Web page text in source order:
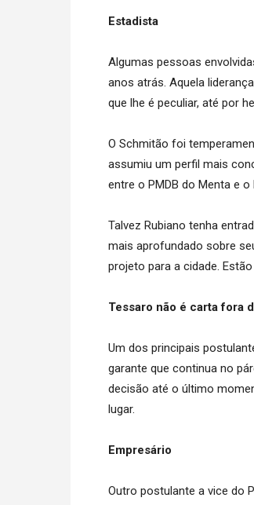
Estadista
Algumas pessoas
anos atrás. Aquela
que lhe é peculiar, até por
O Schmitão foi
assumiu um perfil mais
entre o PMDB do Menta e
Talvez Rubiano tenha
mais aprofundado sobre
projeto para a cidade.
Tessaro não é carta fora
Um dos principais
garante que continua no
decisão até o último
lugar.
Empresário
Outro postulante a vice do